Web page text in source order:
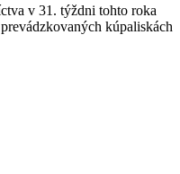
v 31. týždni tohto roka
kúpaliskách